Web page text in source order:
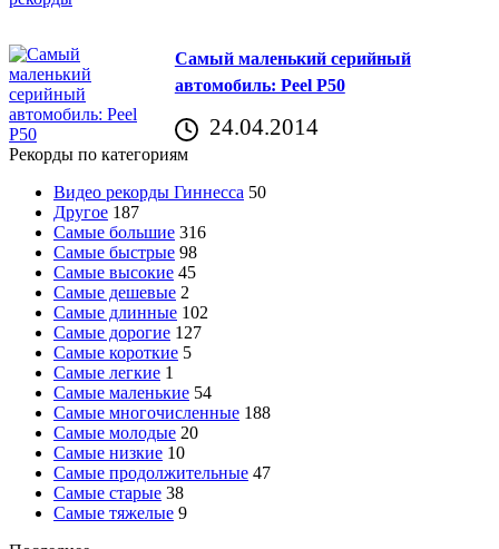
Самый маленький серийный
автомобиль: Peel P50
24.04.2014
Рекорды по категориям
Видео рекорды Гиннесса 50
Другое 187
Самые большие 316
Самые быстрые 98
Самые высокие 45
Самые дешевые 2
Самые длинные 102
Самые дорогие 127
Самые короткие 5
Самые легкие 1
Самые маленькие 54
Самые многочисленные 188
Самые молодые 20
Самые низкие 10
Самые продолжительные 47
Самые старые 38
Самые тяжелые 9